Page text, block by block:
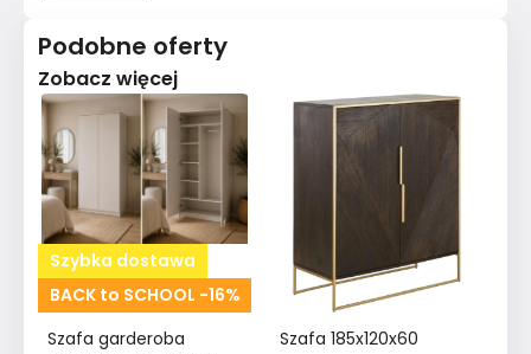
Podobne oferty
Zobacz więcej
Szybka dostawa
BACK to SCHOOL -16%
Szafa garderoba
Szafa 185x120x60